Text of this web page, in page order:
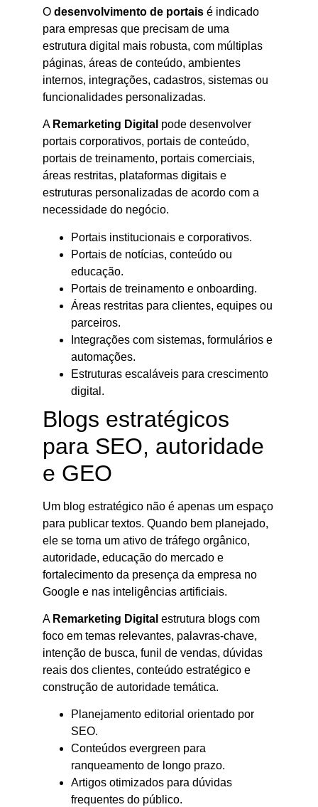
O desenvolvimento de portais é indicado
para empresas que precisam de uma
estrutura digital mais robusta, com múltiplas
páginas, áreas de conteúdo, ambientes
internos, integrações, cadastros, sistemas ou
funcionalidades personalizadas.
A Remarketing Digital pode desenvolver
portais corporativos, portais de conteúdo,
portais de treinamento, portais comerciais,
áreas restritas, plataformas digitais e
estruturas personalizadas de acordo com a
necessidade do negócio.
Portais institucionais e corporativos.
Portais de notícias, conteúdo ou
educação.
Portais de treinamento e onboarding.
Áreas restritas para clientes, equipes ou
parceiros.
Integrações com sistemas, formulários e
automações.
Estruturas escaláveis para crescimento
digital.
Blogs estratégicos
para SEO, autoridade
e GEO
Um blog estratégico não é apenas um espaço
para publicar textos. Quando bem planejado,
ele se torna um ativo de tráfego orgânico,
autoridade, educação do mercado e
fortalecimento da presença da empresa no
Google e nas inteligências artificiais.
A Remarketing Digital estrutura blogs com
foco em temas relevantes, palavras-chave,
intenção de busca, funil de vendas, dúvidas
reais dos clientes, conteúdo estratégico e
construção de autoridade temática.
Planejamento editorial orientado por
SEO.
Conteúdos evergreen para
ranqueamento de longo prazo.
Artigos otimizados para dúvidas
frequentes do público.